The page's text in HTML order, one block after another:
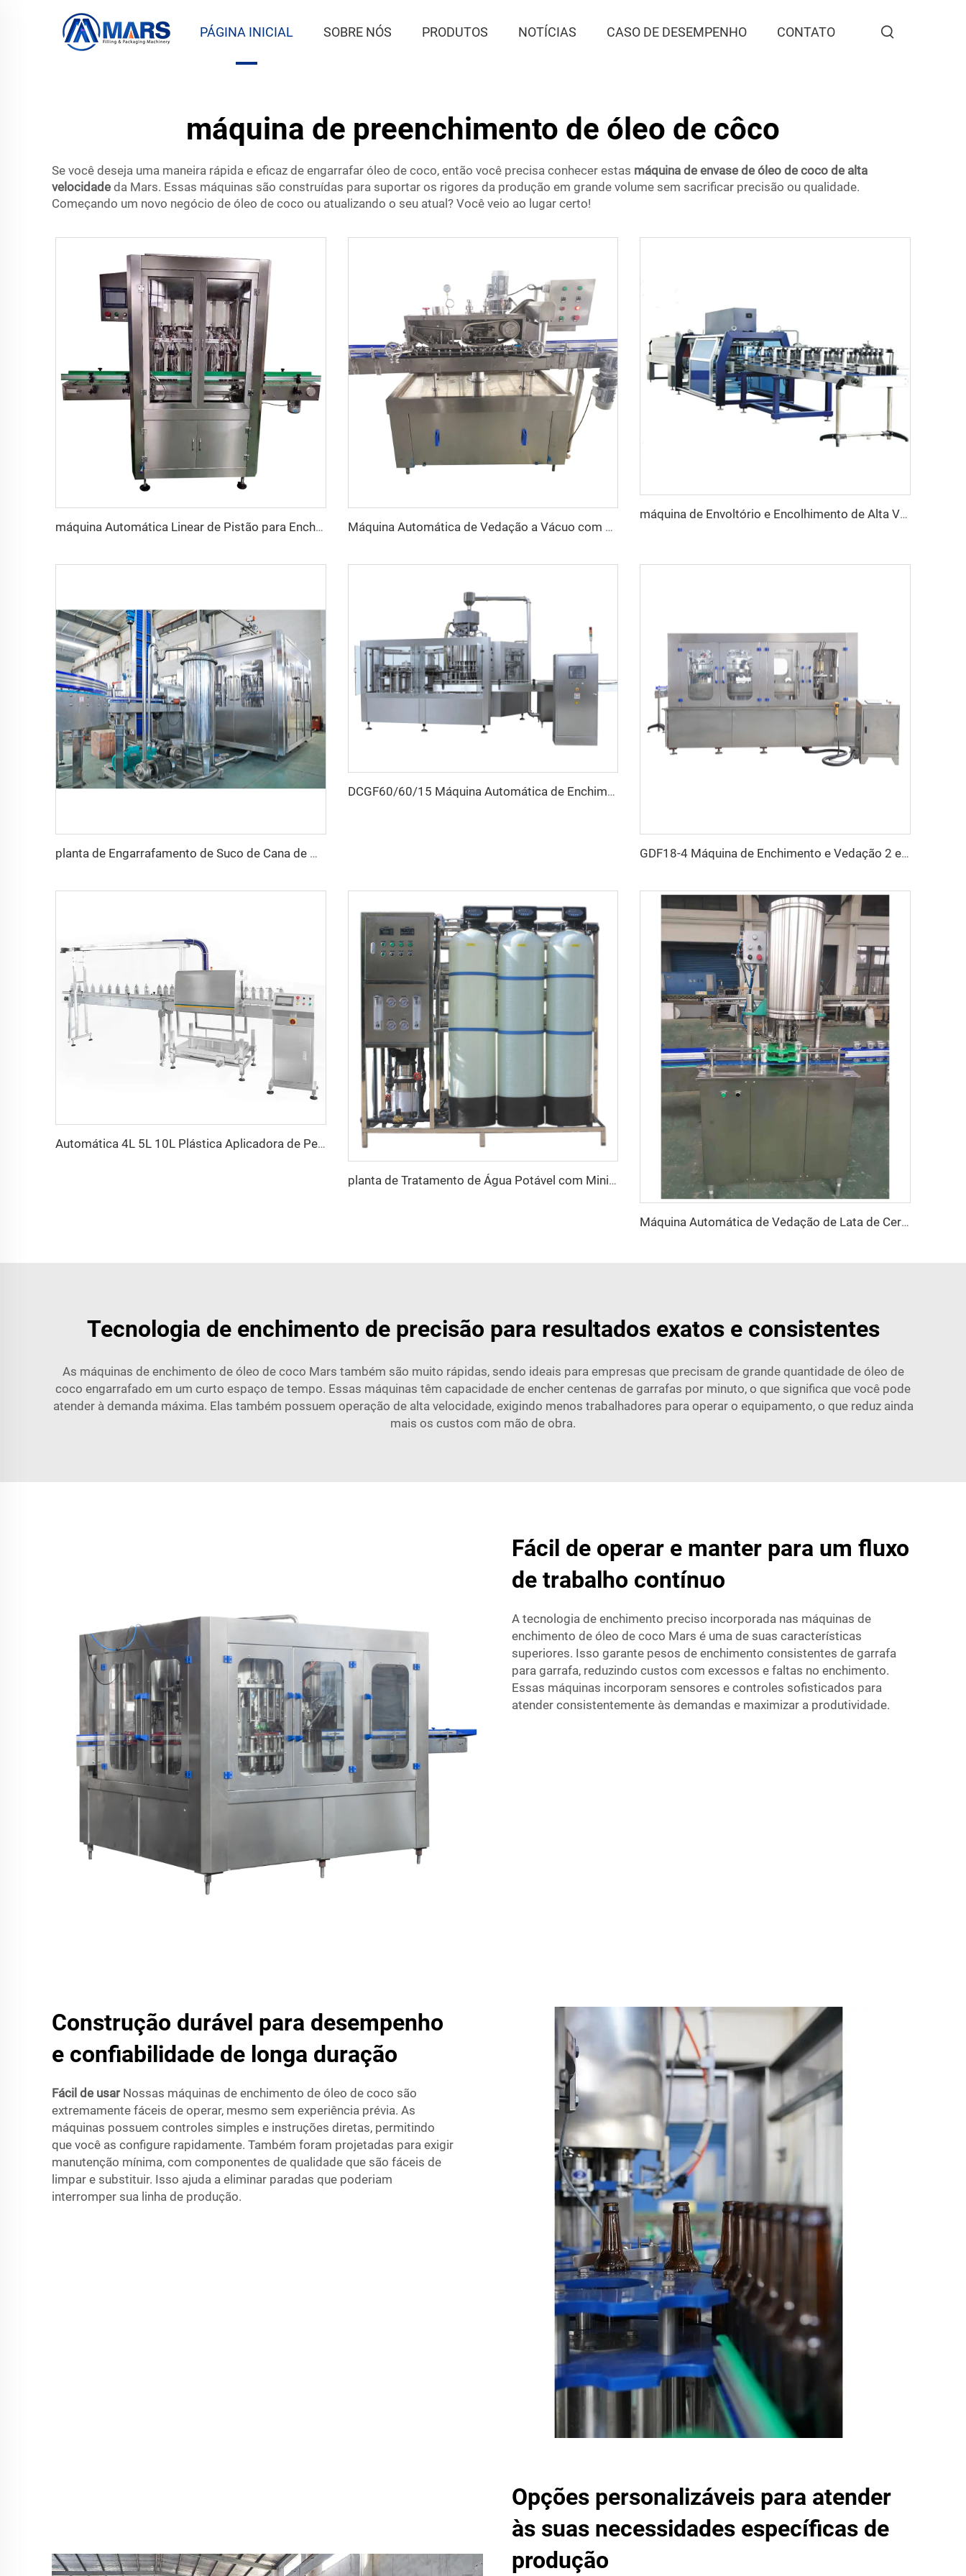
PÁGINA INICIAL SOBRE NÓS PRODUTOS NOTÍCIAS CASO DE DESEMPENHO CONTATO
máquina de preenchimento de óleo de côco
Se você deseja uma maneira rápida e eficaz de engarrafar óleo de coco, então você precisa conhecer estas máquina de envase de óleo de coco de alta
velocidade da Mars. Essas máquinas são construídas para suportar os rigores da produção em grande volume sem sacrificar precisão ou qualidade.
Começando um novo negócio de óleo de coco ou atualizando o seu atual? Você veio ao lugar certo!
máquina Automática Linear de Pistão para Enchimento, Vedação e Etiquetagem de Garrafas de Óleo de Palma com 4 Bicos Máquina Automática de Vedação a Vácuo com Tampa Metálica Roscável para Potes de Vidro de Molho Picante e Pasta de Curry para Mel
máquina de Envoltório e Encolhimento de Alta Velocidade 30 Pacotes/Minuto para Garrafas de Água ou Refrigerante
planta de Engarrafamento de Suco de Cana de Qualidade King com Capacidade de 16000BPH 32/32/10 do A ao Z à Venda
DCGF60/60/15 Máquina Automática de Enchimento de Garrafas para Bebidas Isotônicas com Pressão de Carbonatação
GDF18-4 Máquina de Enchimento e Vedação 2 em 1 para Latas de Alumínio para Cerveja Artesanal
Automática 4L 5L 10L Plástica Aplicadora de Pescoço de Garrafa de Água e Óleo Comestível
planta de Tratamento de Água Potável com Mini RO de 1000L
Máquina Automática de Vedação de Lata de Cerveja de Alumínio com Única Cabeça
Tecnologia de enchimento de precisão para resultados exatos e consistentes
As máquinas de enchimento de óleo de coco Mars também são muito rápidas, sendo ideais para empresas que precisam de grande quantidade de óleo de
coco engarrafado em um curto espaço de tempo. Essas máquinas têm capacidade de encher centenas de garrafas por minuto, o que significa que você pode
atender à demanda máxima. Elas também possuem operação de alta velocidade, exigindo menos trabalhadores para operar o equipamento, o que reduz ainda
mais os custos com mão de obra.
Fácil de operar e manter para um fluxo
de trabalho contínuo
A tecnologia de enchimento preciso incorporada nas máquinas de
enchimento de óleo de coco Mars é uma de suas características
superiores. Isso garante pesos de enchimento consistentes de garrafa
para garrafa, reduzindo custos com excessos e faltas no enchimento.
Essas máquinas incorporam sensores e controles sofisticados para
atender consistentemente às demandas e maximizar a produtividade.
Construção durável para desempenho
e confiabilidade de longa duração
Fácil de usar Nossas máquinas de enchimento de óleo de coco são
extremamente fáceis de operar, mesmo sem experiência prévia. As
máquinas possuem controles simples e instruções diretas, permitindo
que você as configure rapidamente. Também foram projetadas para exigir
manutenção mínima, com componentes de qualidade que são fáceis de
limpar e substituir. Isso ajuda a eliminar paradas que poderiam
interromper sua linha de produção.
Opções personalizáveis para atender
às suas necessidades específicas de
produção